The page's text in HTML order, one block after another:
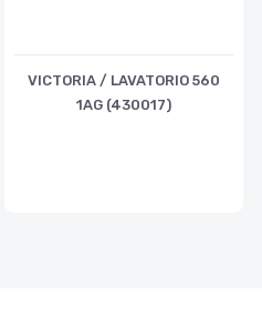
VICTORIA / LAVATORIO 560
1AG (430017)